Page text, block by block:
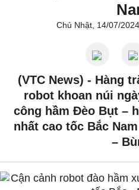
Chủ Nhật, 14/07/
(VTC News) - Hàng
robot khoan núi
công hầm Đèo Bụt –
nhất cao tốc Bắc
–